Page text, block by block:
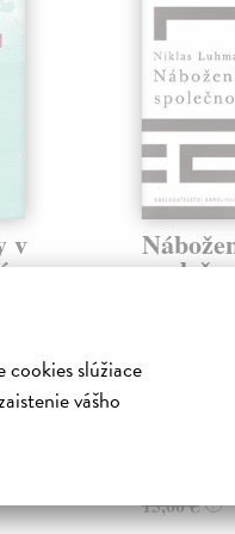
slúžiace
vášho
v
se
teorie a dnes
15,00 € ?